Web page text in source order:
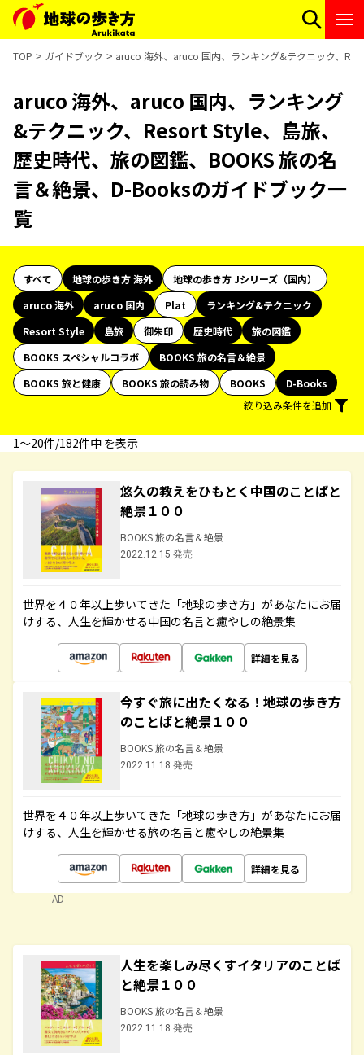
TOP ガイドブック aruco 海外、aruco 国内、ランキング&テクニック、
aruco 海外、aruco 国内、ランキング
&テクニック、Resort Style、島旅、
歴史時代、旅の図鑑、BOOKS 旅の名
言＆絶景、D-Booksのガイドブック一
覧
すべて 地球の歩き方 海外
地球の歩き方 Jシリーズ（国内）
aruco 海外
aruco 国内 Plat
ランキング&テクニック
Resort Style
島旅 御朱印 歴史時代
旅の図鑑
BOOKS スペシャルコラボ
BOOKS 旅の名言＆絶景
BOOKS 旅と健康
BOOKS 旅の読み物 BOOKS
D-Books
絞り込み条件を追加
1〜20件/182件中 を表示
悠久の教えをひもとく中国のことばと
絶景１００
BOOKS 旅の名言＆絶景
2022.12.15 発売
世界を４０年以上歩いてきた「地球の歩き方」があなたにお届
けする、人生を輝かせる中国の名言と癒やしの絶景集
詳細を見る
今すぐ旅に出たくなる！地球の歩き方
のことばと絶景１００
BOOKS 旅の名言＆絶景
2022.11.18 発売
世界を４０年以上歩いてきた「地球の歩き方」があなたにお届
けする、人生を輝かせる旅の名言と癒やしの絶景集
詳細を見る
AD
人生を楽しみ尽くすイタリアのことば
と絶景１００
BOOKS 旅の名言＆絶景
2022.11.18 発売